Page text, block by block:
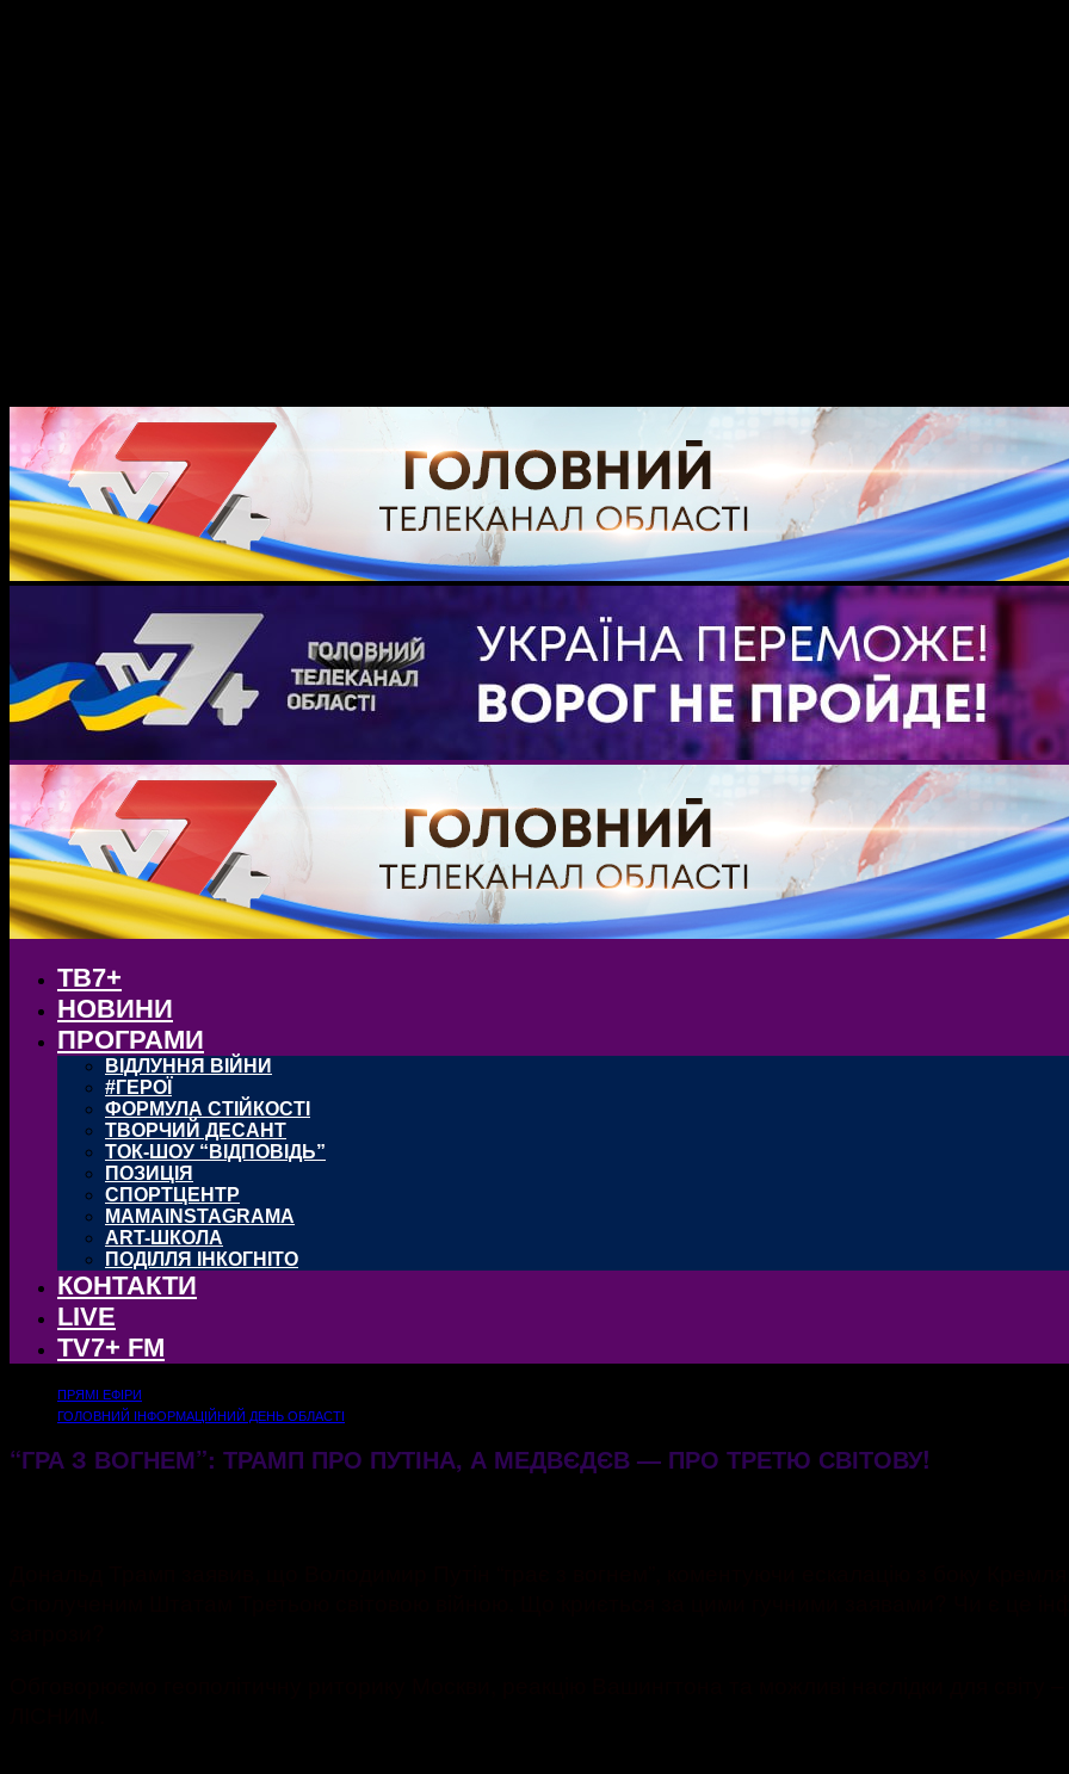
ТВ7+
НОВИНИ
ПРОГРАМИ
ВІДЛУННЯ ВІЙНИ
#ГЕРОЇ
ФОРМУЛА СТІЙКОСТІ
ТВОРЧИЙ ДЕСАНТ
ТОК-ШОУ “ВІДПОВІДЬ”
ПОЗИЦІЯ
СПОРТЦЕНТР
MAMAINSTAGRAMA
ART-ШКОЛА
ПОДІЛЛЯ ІНКОГНІТО
КОНТАКТИ
LIVE
TV7+ FM
ПРЯМІ ЕФІРИ
ГОЛОВНИЙ ІНФОРМАЦІЙНИЙ ДЕНЬ ОБЛАСТІ
“ГРА З ВОГНЕМ”: ТРАМП ПРО ПУТІНА, А МЕДВЄДЄВ — ПРО ТРЕТЮ СВІТОВУ!